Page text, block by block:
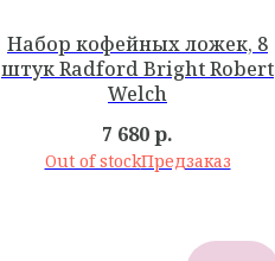
Набор кофейных ложек, 8
штук Radford Bright Robert
Welch
7 680р.
Out of stock